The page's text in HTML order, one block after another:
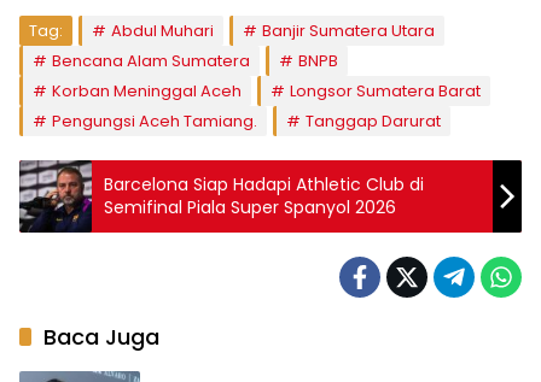
Tag: Abdul Muhari
Banjir Sumatera Utara
Bencana Alam Sumatera
BNPB
Korban Meninggal Aceh
Longsor Sumatera Barat
Pengungsi Aceh Tamiang.
Tanggap Darurat
Barcelona Siap Hadapi Athletic Club di
Semifinal Piala Super Spanyol 2026
Baca Juga